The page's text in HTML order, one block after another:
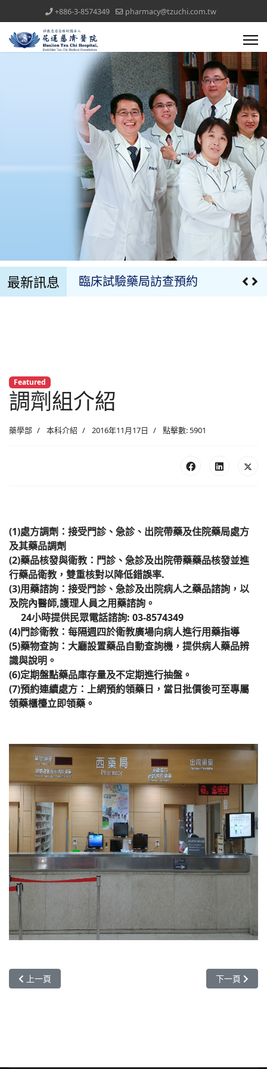
+886-3-8574349 pharmacy@tzuchi.com.tw
最新訊息
醫療團隊(all)文章對應模組
藥委會公告
臨床試驗藥局訪查預約
最新公告
疫苗專區
醫療團隊(all)文章對應模組
藥委會公告
Featured
調劑組介紹
藥學部 本科介紹 2016年11月17日 點擊數: 5901
(1)處方調劑：接受門診、急診、出院帶藥及住院藥局處方
及其藥品調劑
(2)藥品核發與衛教：門診、急診及出院帶藥藥品核發並進
行藥品衛教，雙重核對以降低錯誤率.
(3)用藥諮詢：接受門診、急診及出院病人之藥品諮詢，以
及院內醫師,護理人員之用藥諮詢。
24小時提供民眾電話諮詢: 03-8574349
(4)門診衛教：每隔週四於衛教廣場向病人進行用藥指導
(5)藥物查詢：大廳設置藥品自動查詢機，提供病人藥品辨
識與說明。
(6)定期盤點藥品庫存量及不定期進行抽盤。
(7)預約連續處方：上網預約領藥日，當日批價後可至專屬
領藥櫃檯立即領藥。
上一篇文章: 製劑組介紹
上一頁 下一篇文章:
下一頁